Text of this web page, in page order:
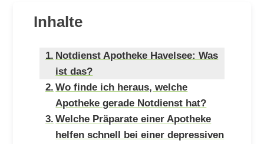
Inhalte
Notdienst Apotheke Havelsee: Was
ist das?
Wo finde ich heraus, welche
Apotheke gerade Notdienst hat?
Welche Präparate einer Apotheke
helfen schnell bei einer depressiven